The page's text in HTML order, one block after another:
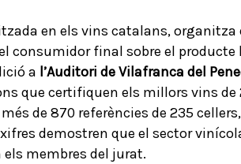
en els vins catalans, organitza
consumidor final sobre el
a l’Auditori de Vilafranca del
que certifiquen els millors vins de
de 870 referències de 235
demostren que el sector
membres del jurat.